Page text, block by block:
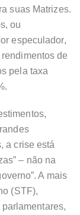
suas Matrizes.
ou
especulador,
de
pela taxa
a crise está
– não na
A mais
(STF),